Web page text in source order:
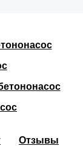
Отзывы